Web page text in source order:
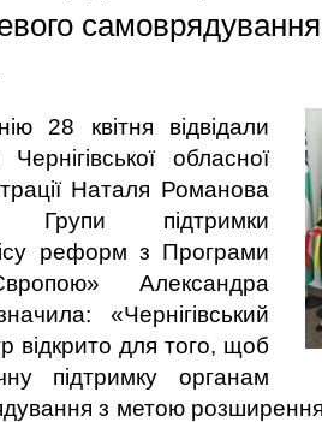
28 квітня відвідали
обласної
Наталя Романова
Групи підтримки
реформ з Програми
Александра
«Чернігівський
відкрито для того, щоб
підтримку органам
з метою